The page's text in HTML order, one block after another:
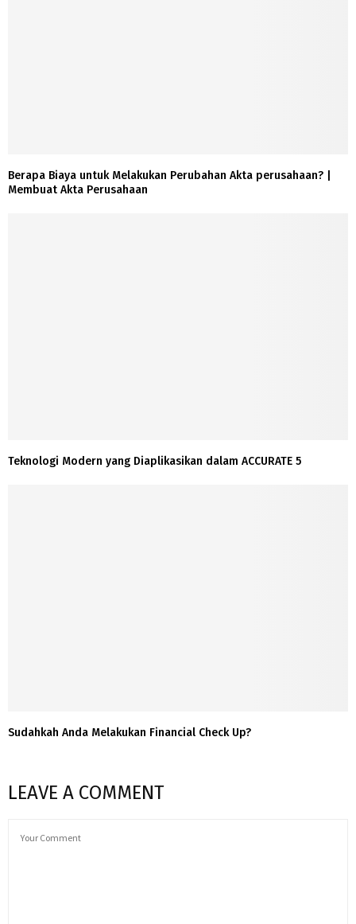
Berapa Biaya untuk Melakukan Perubahan Akta perusahaan? |
Membuat Akta Perusahaan
Teknologi Modern yang Diaplikasikan dalam ACCURATE 5
Sudahkah Anda Melakukan Financial Check Up?
LEAVE A COMMENT